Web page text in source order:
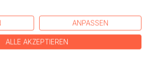
verdienen besonders strategische
möglichen existenzgefährdenden
Beachtung.
ANPASSEN
ALLE AKZEPTIEREN